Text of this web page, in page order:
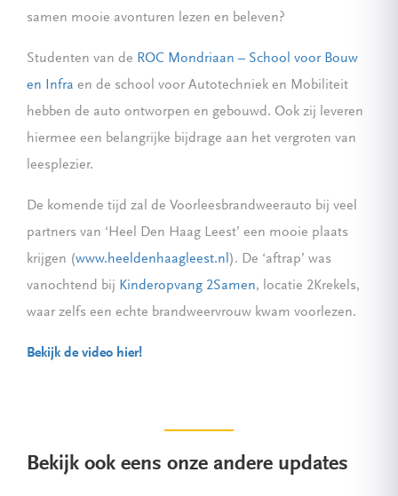
samen mooie avonturen lezen en beleven?
Studenten van de ROC Mondriaan – School voor Bouw
en Infra en de school voor Autotechniek en Mobiliteit
hebben de auto ontworpen en gebouwd. Ook zij leveren
hiermee een belangrijke bijdrage aan het vergroten van
leesplezier.
De komende tijd zal de Voorleesbrandweerauto bij veel
partners van ‘Heel Den Haag Leest’ een mooie plaats
krijgen (www.heeldenhaagleest.nl ). De ‘aftrap’ was
vanochtend bij Kinderopvang 2Samen, locatie 2Krekels,
waar zelfs een echte brandweervrouw kwam voorlezen.
Bekijk de video hier!
Bekijk ook eens onze andere updates